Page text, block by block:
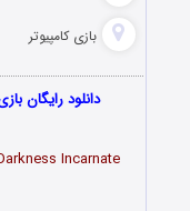
بازی کامپیوتر